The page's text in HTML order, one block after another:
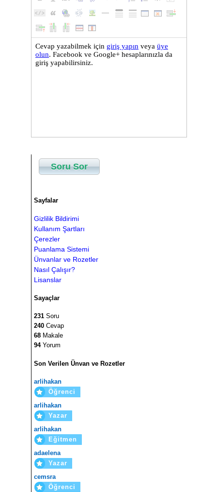
Soru Sor
Sayfalar
Gizlilik Bildirimi
Kullanım Şartları
Çerezler
Puanlama Sistemi
Ünvanlar ve Rozetler
Nasıl Çalışır?
Lisanslar
Sayaçlar
231 Soru
240 Cevap
68 Makale
94Yorum
Son Verilen Ünvan ve Rozetler
arlihakan
Öğrenci
arlihakan
Yazar
arlihakan
Eğitmen
adaelena
Yazar
cemsra
Öğrenci